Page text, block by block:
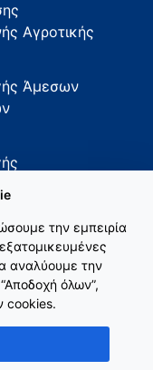
Αγροτικής
Άμεσων
την εμπειρία
αναλύουμε την
όλων”,
cookies.